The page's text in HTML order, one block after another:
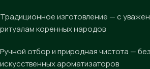
Традиционное изготовление — с
ритуалам коренных народов
Ручной отбор и природная чистота —
искусственных ароматизаторов